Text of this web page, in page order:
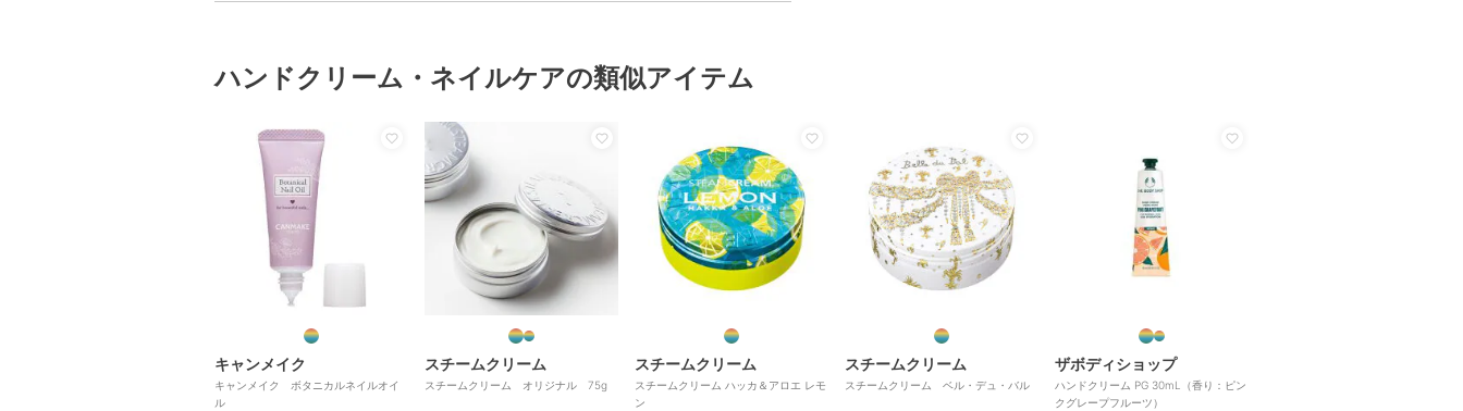
ハンドクリーム・ネイルケアの類似アイテム
キャンメイク
キャンメイク ボタニカルネイルオイ
ル
スチームクリーム
スチームクリーム オリジナル 75g
スチームクリーム
スチームクリーム ハッカ＆アロエ レモ
ン
スチームクリーム
スチームクリーム ベル・デュ・バル
ザボディショップ
ハンドクリーム PG 30mL（香り：ピン
クグレープフルーツ）